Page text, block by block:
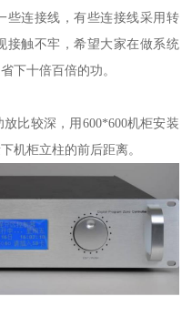
些连接线，有些连接线采用转
接触不牢，希望大家在做系统
下十倍百倍的功。
比较深，用600*600机柜安装
机柜立柱的前后距离。